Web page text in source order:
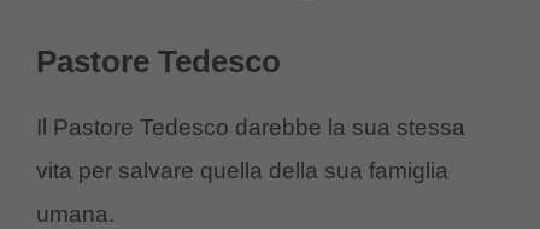
Pastore Tedesco
Il Pastore Tedesco darebbe la sua stessa
vita per salvare quella della sua famiglia
umana.